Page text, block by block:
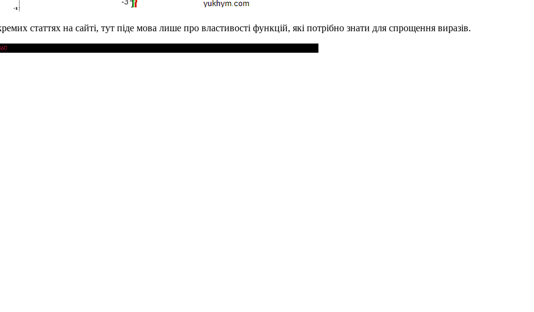
статтях на сайті, тут піде мова лише про властивості функцій, які потрібно знати для спрощення виразів.